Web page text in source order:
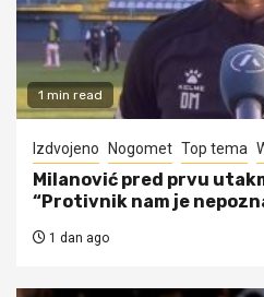
1 min read
Izdvojeno Nogomet Top tema
Milanović pred prvu
“Protivnik nam je
1 dan ago